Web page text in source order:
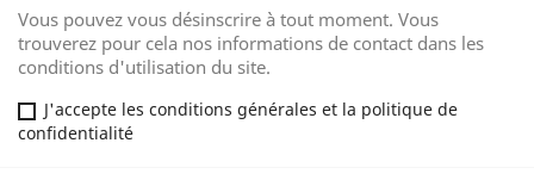
Vous pouvez vous désinscrire à tout moment. Vous
trouverez pour cela nos informations de contact dans les
conditions d'utilisation du site.
J'accepte les conditions générales et la politique de
confidentialité